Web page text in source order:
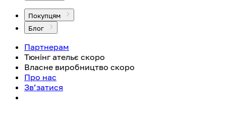
Покупцям
Блог
Партнерам
Тюнінг ательє скоро
Власне виробництво скоро
Про нас
Зв’затися